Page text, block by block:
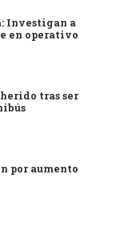
Investigan a
en operativo
tras ser
por aumento